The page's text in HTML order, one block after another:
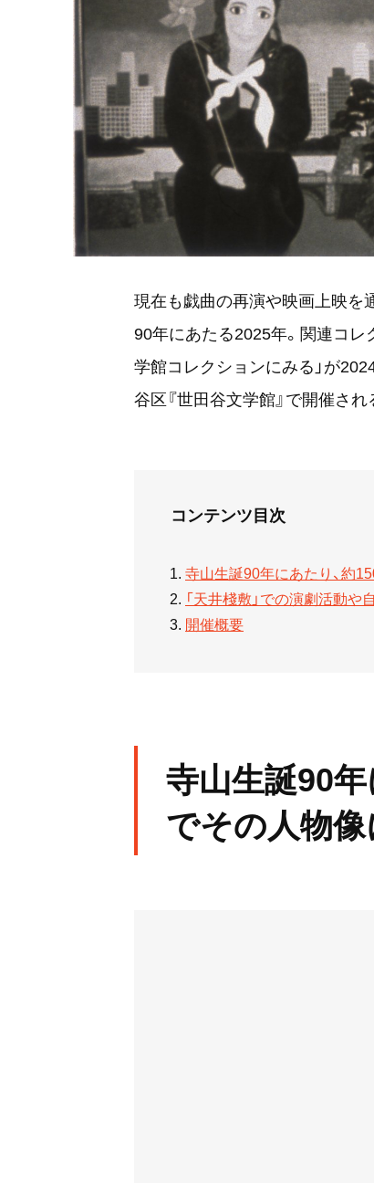
現在も戯曲の再演や映画上映を
90年にあたる2025年。関連コ
学館コレクションにみる」が
谷区『世田谷文学館』で開催され
コンテンツ目次
寺山生誕90年にあたり、約
「天井棧敷」での演劇活動や
開催概要
寺山生誕90
でその人物